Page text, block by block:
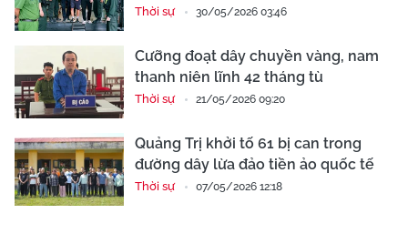
Thời sự 30/05/2026 03:46
Cưỡng đoạt dây chuyền vàng, nam
thanh niên lĩnh 42 tháng tù
Thời sự 21/05/2026 09:20
Quảng Trị khởi tố 61 bị can trong
đường dây lừa đảo tiền ảo quốc tế
Thời sự 07/05/2026 12:18